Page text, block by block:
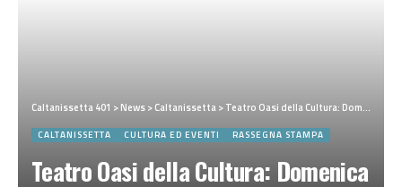
Caltanissetta 401 >News>Caltanissetta>Teatro Oasi della Cultura: Domenica 23 febbraio 2025 ottavo appuntamento della XXV Stagione “Domenica pomeriggio a Teatro”
CALTANISSETTA CULTURA ED EVENTI RASSEGNA STAMPA
Teatro Oasi della Cultura: Domenica